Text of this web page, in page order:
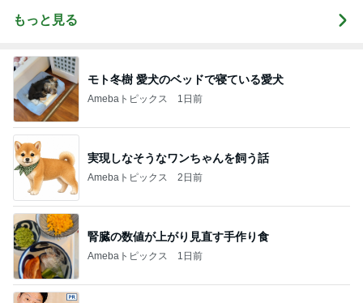
もっと見る
モト冬樹 愛犬のベッドで寝ている愛犬
Amebaトピックス 1日前
実現しなそうなワンちゃんを飼う話
Amebaトピックス 2日前
腎臓の数値が上がり見直す手作り食
Amebaトピックス 1日前